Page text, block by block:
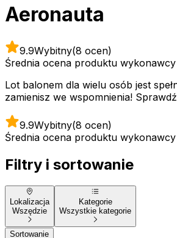
Aeronauta
9.9Wybitny(8 ocen)
Średnia ocena produktu wykonawcy
Lot balonem dla wielu osób jest
zamienisz we wspomnienia!
9.9Wybitny(8 ocen)
Średnia ocena produktu wykonawcy
Filtry i sortowanie
Lokalizacja
Wszędzie
Kategorie
Wszystkie kategorie
Sortowanie